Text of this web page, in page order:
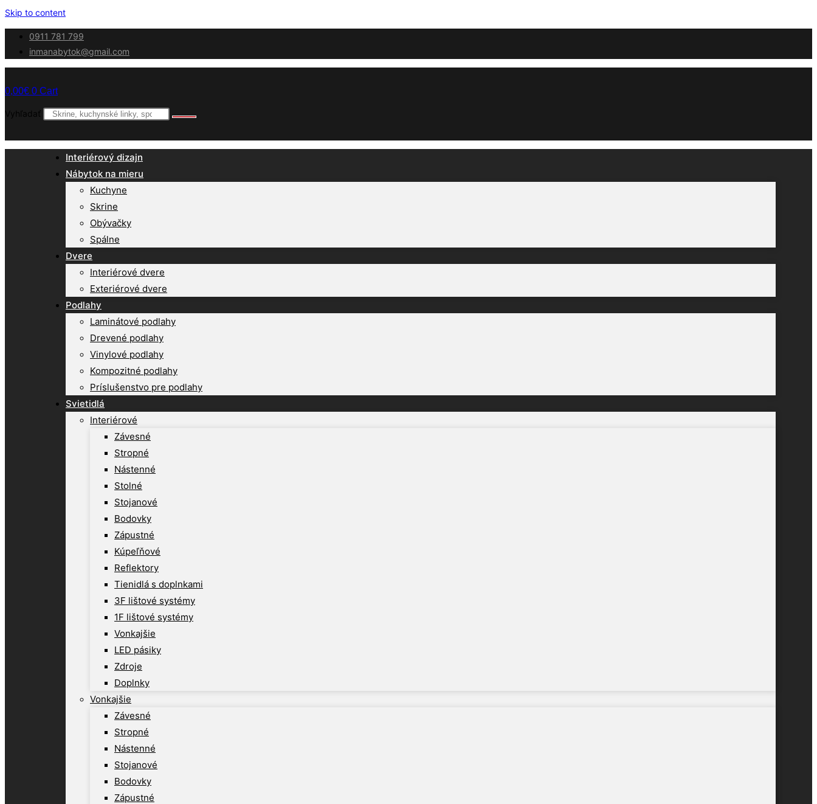
Skip to content
0911 781 799
inmanabytok@gmail.com
0,00€ 0 Cart
Vyhľadať
Interiérový dizajn
Nábytok na mieru
Kuchyne
Skrine
Obývačky
Spálne
Dvere
Interiérové dvere
Exteriérové dvere
Podlahy
Laminátové podlahy
Drevené podlahy
Vinylové podlahy
Kompozitné podlahy
Príslušenstvo pre podlahy
Svietidlá
Interiérové
Závesné
Stropné
Nástenné
Stolné
Stojanové
Bodovky
Zápustné
Kúpeľňové
Reflektory
Tienidlá s doplnkami
3F lištové systémy
1F lištové systémy
Vonkajšie
LED pásiky
Zdroje
Doplnky
Vonkajšie
Závesné
Stropné
Nástenné
Stojanové
Bodovky
Zápustné